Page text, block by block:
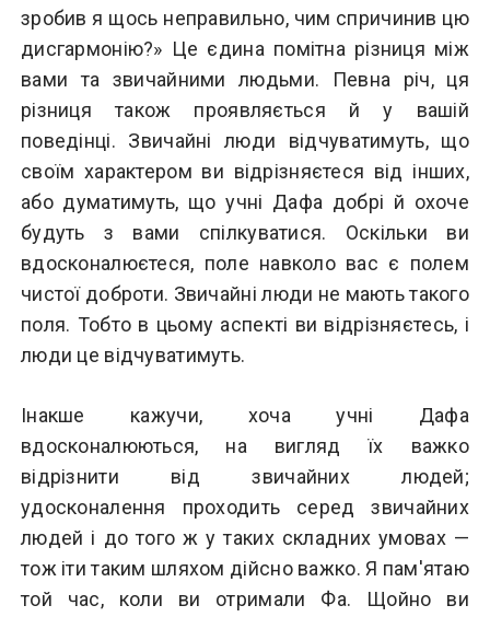
зробив я щось неправильно, чим спричинив цю
дисгармонію?» Це єдина помітна різниця між
вами та звичайними людьми. Певна річ, ця
різниця також проявляється й у вашій
поведінці. Звичайні люди відчуватимуть, що
своїм характером ви відрізняєтеся від інших,
або думатимуть, що учні Дафа добрі й охоче
будуть з вами спілкуватися. Оскільки ви
вдосконалюєтеся, поле навколо вас є полем
чистої доброти. Звичайні люди не мають такого
поля. Тобто в цьому аспекті ви відрізняєтесь, і
люди це відчуватимуть.
Інакше кажучи, хоча учні Дафа
вдосконалюються, на вигляд їх важко
відрізнити від звичайних людей;
удосконалення проходить серед звичайних
людей і до того ж у таких складних умовах —
тож іти таким шляхом дійсно важко. Я пам'ятаю
той час, коли ви отримали Фа. Щойно ви